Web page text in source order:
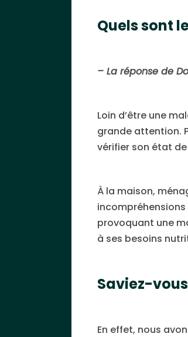
Quels sont
– La réponse de
Loin d’être une
grande attention.
vérifier son état
À la maison,
provoquant une
à ses besoins
Saviez-
En effet, nous